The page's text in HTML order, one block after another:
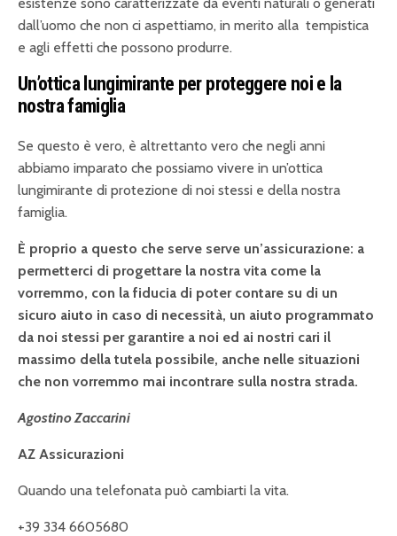
dall’uomo che non ci aspettiamo, in merito alla tempistica
e agli effetti che possono produrre.
Un’ottica lungimirante per proteggere noi e la
nostra famiglia
Se questo è vero, è altrettanto vero che negli anni
abbiamo imparato che possiamo vivere in un’ottica
lungimirante di protezione di noi stessi e della nostra
famiglia.
È proprio a questo che serve serve un’assicurazione: a
permetterci di progettare la nostra vita come la
vorremmo, con la fiducia di poter contare su di un
sicuro aiuto in caso di necessità, un aiuto programmato
da noi stessi per garantire a noi ed ai nostri cari il
massimo della tutela possibile, anche nelle situazioni
che non vorremmo mai incontrare sulla nostra strada.
Agostino Zaccarini
AZ Assicurazioni
Quando una telefonata può cambiarti la vita.
+39 334 6605680